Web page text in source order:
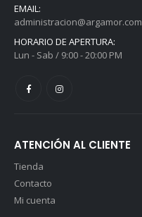
EMAIL:
administracion@argamor.com
HORARIO DE APERTURA:
Lun - Sab / 9:00 - 20:00 PM
ATENCIÓN AL CLIENTE
Tienda
Contacto
Mi cuenta